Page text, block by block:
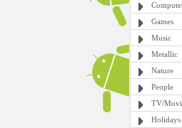
Games
Music
Metallic
Nature
People
TV/
Holidays